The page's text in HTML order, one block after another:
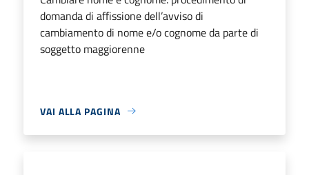
domanda di affissione dell’avviso di
cambiamento di nome e/o cognome da parte di
soggetto maggiorenne
VAI ALLA PAGINA